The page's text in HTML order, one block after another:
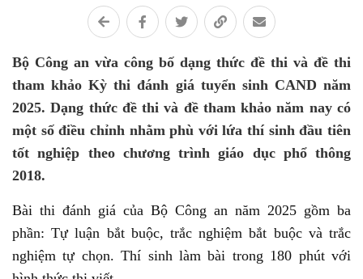
Bộ Công an vừa công bố dạng thức đề thi và đề thi
tham khảo Kỳ thi đánh giá tuyển sinh CAND năm
2025. Dạng thức đề thi và đề tham khảo năm nay có
một số điều chỉnh nhằm phù với lứa thí sinh đầu tiên
tốt nghiệp theo chương trình giáo dục phổ thông
2018.
Bài thi đánh giá của Bộ Công an năm 2025 gồm ba
phần: Tự luận bắt buộc, trắc nghiệm bắt buộc và trắc
nghiệm tự chọn. Thí sinh làm bài trong 180 phút với